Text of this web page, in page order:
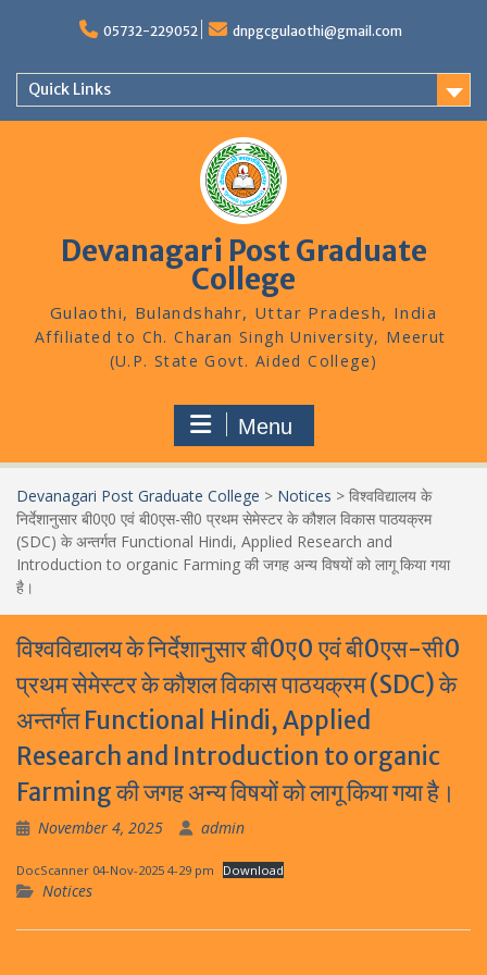
05732-229052 dnpgcgulaothi@gmail.com
Quick Links
Devanagari Post Graduate
College
Gulaothi, Bulandshahr, Uttar Pradesh, India
Menu
Devanagari Post Graduate College > Notices > विश्वविद्यालय के
निर्देशानुसार बी0ए0 एवं बी0एस-सी0 प्रथम सेमेस्टर के कौशल विकास पाठयक्रम
(SDC) के अन्तर्गत Functional Hindi, Applied Research and
Introduction to organic Farming की जगह अन्य विषयों को लागू किया गया
है।
विश्वविद्यालय के निर्देशानुसार बी0ए0 एवं बी0एस-सी0
प्रथम सेमेस्टर के कौशल विकास पाठयक्रम (SDC) के
अन्तर्गत Functional Hindi, Applied
Research and Introduction to organic
Farming की जगह अन्य विषयों को लागू किया गया है।
November 4, 2025 admin
DocScanner 04-Nov-2025 4-29 pm Download
Notices